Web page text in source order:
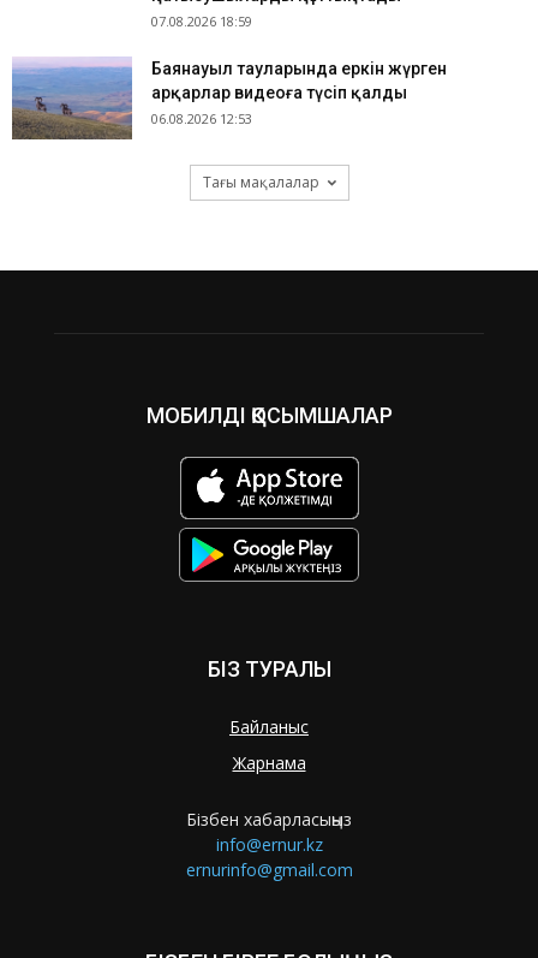
07.08.2026 18:59
Баянауыл тауларында еркін жүрген
арқарлар видеоға түсіп қалды
06.08.2026 12:53
Тағы мақалалар
МОБИЛДІ ҚОСЫМШАЛАР
БІЗ ТУРАЛЫ
Байланыс
Жарнама
Бізбен хабарласыңыз
info@ernur.kz
ernurinfo@gmail.com